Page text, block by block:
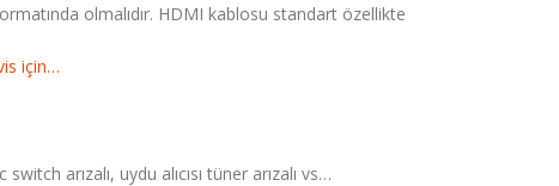
olmalıdır. HDMI kablosu standart özellikte
için…
arızalı, uydu alıcısı tüner arızalı vs…